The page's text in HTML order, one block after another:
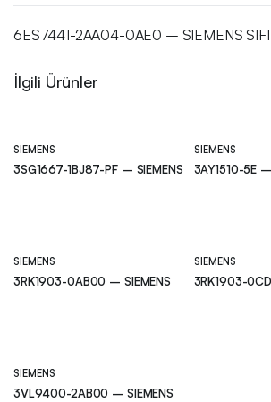
6ES7441-2AA04-0AE0 – SIEMENS
İlgili Ürünler
SIEMENS
3SG1667-1BJ87-PF – SIEMENS
SIEMENS
3AY1510-5E –
SIEMENS
3RK1903-0AB00 – SIEMENS
SIEMENS
3RK1903-
SIEMENS
3VL9400-2AB00 – SIEMENS